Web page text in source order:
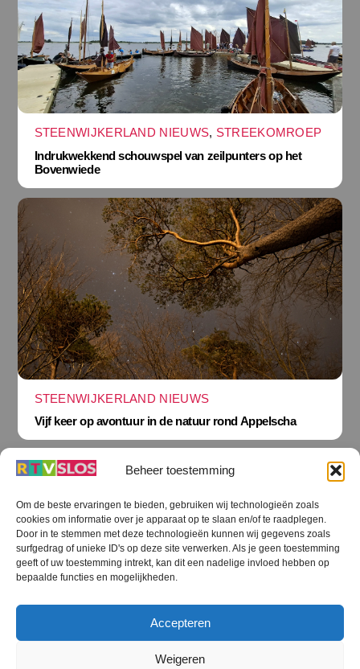
Beheer toestemming
Om de beste ervaringen te bieden, gebruiken wij technologieën zoals
cookies om informatie over je apparaat op te slaan en/of te raadplegen.
Door in te stemmen met deze technologieën kunnen wij gegevens zoals
surfgedrag of unieke ID's op deze site verwerken. Als je geen toestemming
geeft of uw toestemming intrekt, kan dit een nadelige invloed hebben op
bepaalde functies en mogelijkheden.
Accepteren
Weigeren
STEENWIJKERLAND NIEUWS, STREEKOMROEP
Indrukwekkend schouwspel van zeilpunters op het
Bovenwiede
STEENWIJKERLAND NIEUWS
Vijf keer op avontuur in de natuur rond Appelscha
Terug
naar
boven
RTV SLOS
RTV SLOS ANBI